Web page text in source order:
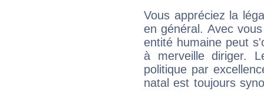
Vous appréciez la
en général. Avec
entité humaine peut
à merveille diriger.
politique par
natal est toujours